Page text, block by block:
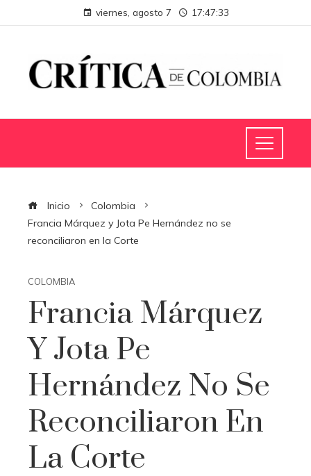
viernes, agosto 7 17:47:34
Inicio
Colombia
Francia Márquez y Jota Pe Hernández no se
reconciliaron en la Corte
COLOMBIA
Francia Márquez
Y Jota Pe
Hernández No Se
Reconciliaron En
La Corte